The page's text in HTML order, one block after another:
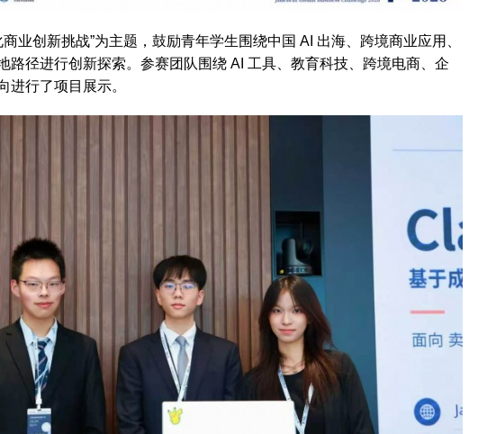
业创新挑战”为主题，鼓励青年学生围绕中国 AI 出海、跨境商业应用、
路径进行创新探索。参赛团队围绕 AI 工具、教育科技、跨境电商、企
进行了项目展示。